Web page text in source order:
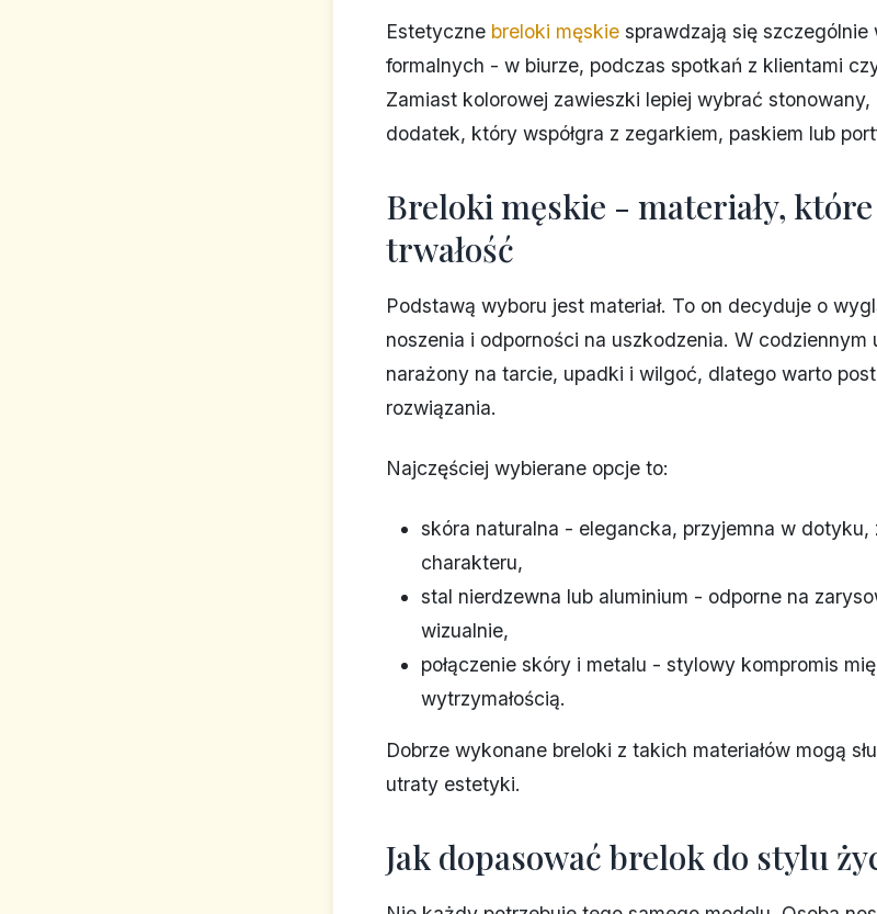
Estetyczne breloki męskie sprawdzają się szczególnie
formalnych - w biurze, podczas spotkań z klientami
Zamiast kolorowej zawieszki lepiej wybrać
dodatek, który współgra z zegarkiem, paskiem lub
Breloki męskie - materiały,
trwałość
Podstawą wyboru jest materiał. To on decyduje o
noszenia i odporności na uszkodzenia. W
narażony na tarcie, upadki i wilgoć, dlatego warto
rozwiązania.
Najczęściej wybierane opcje to:
skóra naturalna - elegancka, przyjemna w dotyku,
charakteru,
stal nierdzewna lub aluminium - odporne na
wizualnie,
połączenie skóry i metalu - stylowy kompromis
wytrzymałością.
Dobrze wykonane breloki z takich materiałów mogą
utraty estetyki.
Jak dopasować brelok do stylu